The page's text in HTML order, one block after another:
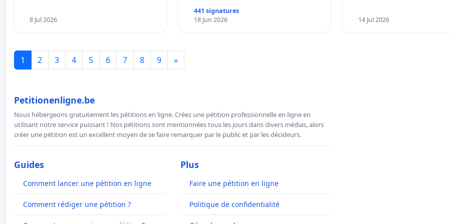
8 Jul 2026
441 signatures
18 Jun 2026
14 Jul 2026
1 2 3 4 5 6 7 8 9 »
Petitionenligne.be
Nous hébergeons gratuitement les pétitions en ligne. Créez une pétition professionnelle en ligne en
utilisant notre service puissant ! Nos pétitions sont mentionnées tous les jours dans divers médias, alors
créer une pétition est un excellent moyen de se faire remarquer par le public et par les décideurs.
Guides
Comment lancer une pétition en ligne
Comment rédiger une pétition ?
Plus
Faire une pétition en ligne
Politique de confidentialité